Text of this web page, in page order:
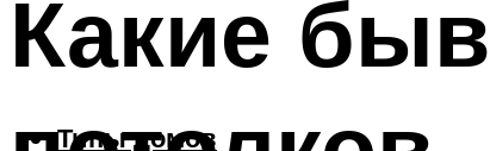
Типы домов
Какие